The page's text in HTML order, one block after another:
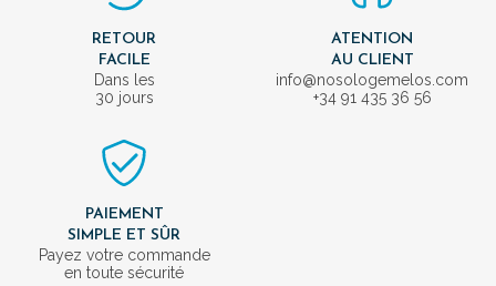
RETOUR
FACILE
Dans les
30 jours
ATENTION
AU CLIENT
info@nosologemelos.com
+34 91 435 36 56
PAIEMENT
SIMPLE ET SÛR
Payez votre commande
en toute sécurité